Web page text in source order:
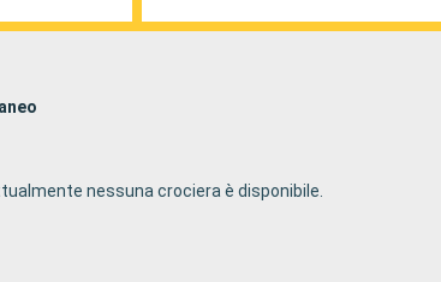
nessuna crociera è disponibile.